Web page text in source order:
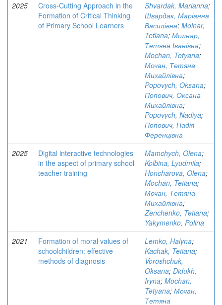
2025
Cross-Cutting Approach in the
Formation of Critical Thinking
of Primary School Learners
Shvardak, Marianna;
Швардак, Маріанна
Василівна; Molnar,
Tetiana; Молнар,
Тетяна Іванівна;
Mochan, Tetyana;
Мочан, Тетяна
Михайлівна;
Popovych, Oksana;
Попович, Оксана
Михайлівна;
Popovych, Nadiya;
Попович, Надія
Ференцівна
2025
Digital interactive technologies
in the aspect of primary school
teacher training
Mamchych, Olena;
Kolbina, Lyudmila;
Honcharova, Olena;
Mochan, Tetiana;
Мочан, Тетяна
Михайлівна;
Zenchenko, Tetiana;
Yakymenko, Polina
2021
Formation of moral values of
schoolchildren: effective
methods of diagnosis
Lemko, Halyna;
Kachak, Tetiana;
Voroshchuk,
Oksana; Didukh,
Iryna; Mochan,
Tetyana; Мочан,
Тетяна